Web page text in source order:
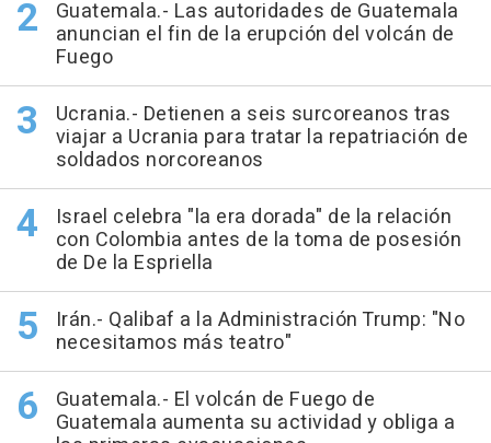
Guatemala.- Las autoridades de Guatemala
anuncian el fin de la erupción del volcán de
Fuego
Ucrania.- Detienen a seis surcoreanos tras
viajar a Ucrania para tratar la repatriación de
soldados norcoreanos
Israel celebra "la era dorada" de la relación
con Colombia antes de la toma de posesión
de De la Espriella
Irán.- Qalibaf a la Administración Trump: "No
necesitamos más teatro"
Guatemala.- El volcán de Fuego de
Guatemala aumenta su actividad y obliga a